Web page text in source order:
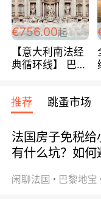
€756.00起
【意大利南法经
典循环线】 巴黎
宾馆 108欧/天起
全程756欧/位
推荐 跳蚤市场
法国房子免税
有什么坑？如何
闲聊法国 巴黎地宝